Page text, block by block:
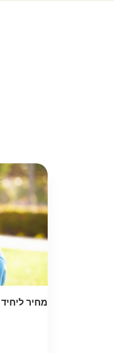
מחיר ליחיד 2500₪ + מע"מ